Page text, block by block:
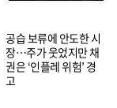
공습 보류에 안도한 시
장…주가 웃었지만 채
권은 ‘인플레 위험’ 경
고